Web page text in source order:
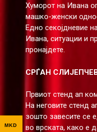
Хуморот на Ивана
машко-женски
Едно секојдневие
Ивана, ситуации и
пронајдете.
СРЃАН
Првиот стенд ап
На неговите стенд
зошто завесите се
во врската, како е
MKD